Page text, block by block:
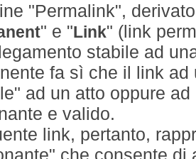
"Permalink",
" e " Link" (link
stabile ad
fa sì che il link
ad un atto oppure
e valido.
link, pertanto,
che consente